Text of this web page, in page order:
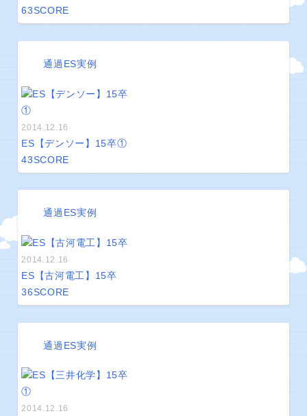
63SCORE
通過ES実例
2014.12.16
ES【デンソー】15卒①
43SCORE
通過ES実例
2014.12.16
ES【古河電工】15卒
36SCORE
通過ES実例
2014.12.16